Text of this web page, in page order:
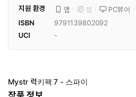
지원 환경
앱 웹 PC뷰어
ISBN
9791139802092
UCI
-
Mystr 럭키팩 7 - 스파이